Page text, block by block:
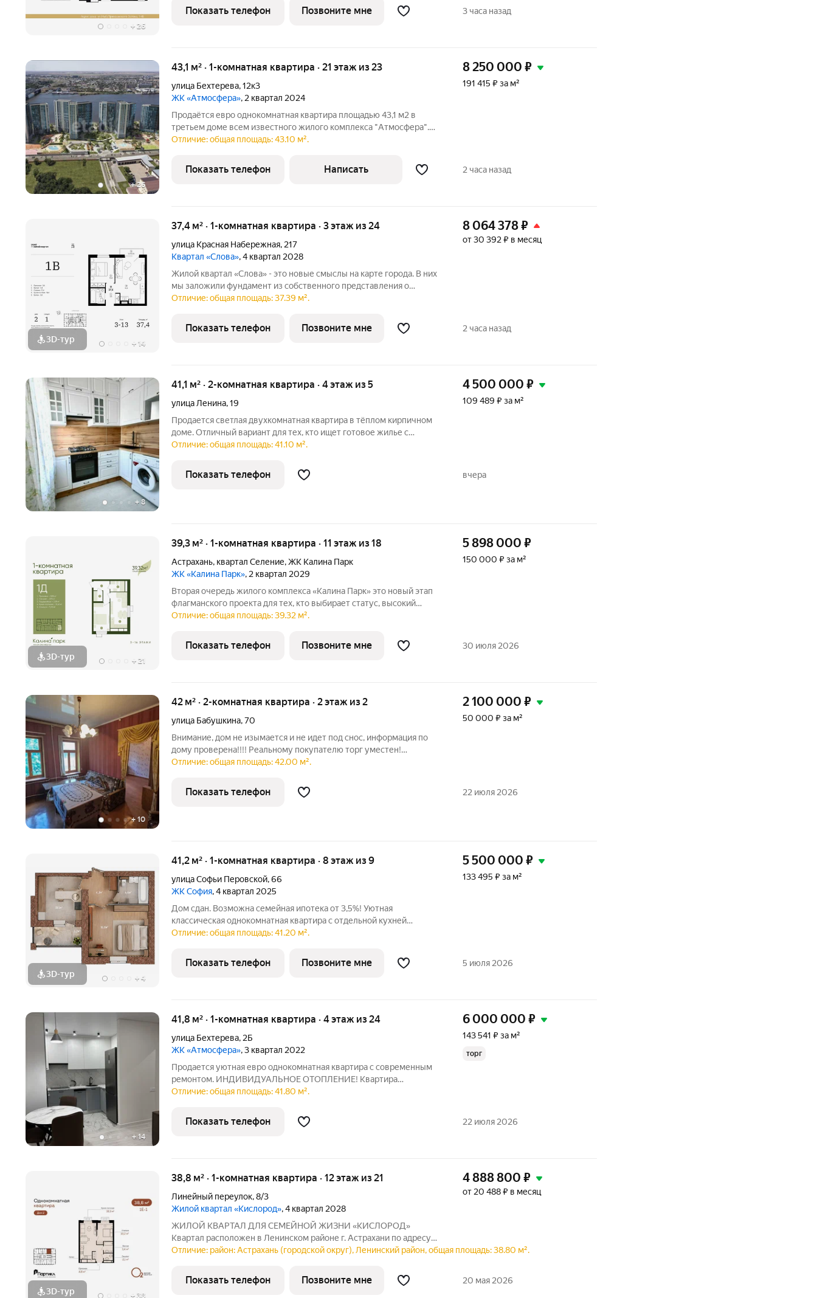
+ 26
Приволжский затон, Волгу,
Показать телефон Позвоните мне 3 часа назад
+26
43,1 м² · 1-комнатная квартира · 21 этаж из 23
улица Бехтерева,12к3
ЖК «Атмосфера», 2 квартал 2024
Продаётся евро однокомнатная квартира площадью 43,1 м2 в
третьем доме всем известного жилого комплекса "Атмосфера".
Дом уже сдaн!!!, ключи сразу после сделки! Различные варианты
предчистoвой
8 250 000 ₽
191 415 ₽ за м²
Отличие: общая площадь: 43.10 м².
Показать телефон Написать 2 часа назад
3D-тур + 14
37,4 м² · 1-комнатная квартира · 3 этаж из 24
улица Красная Набережная, 217
Квартал «Слова», 4 квартал 2028
Жилой квартал «Слова» - это новые смыслы на карте города. В них
мы заложили фундамент из собственного представления о
совершенном жилье. Данное название отражает теплоту и уют
Ведь именно
8 064 378₽
от 30 392 ₽ в месяц
Отличие: общая площадь: 37.39 м².
Показать телефон Позвоните мне 2 часа назад
+ 8
41,1 м² · 2-комнатная квартира · 4 этаж из 5
улица Ленина,19
Продается светлая двухкомнатная квартира в тёплом кирпичном
доме. Отличный вариант для тех, кто ищет готовое жилье с
удобным расположением в самом центре города! Площадь: 41,4 м
создана
4 500 000 ₽
109 489 ₽ за м²
Отличие: общая площадь: 41.10 м².
Показать телефон вчера
3D-тур + 21
39,3 м² · 1-комнатная квартира · 11 этаж из 18
Астрахань, квартал Селение,ЖК Калина Парк
ЖК «Калина Парк», 2 квартал 2029
Вторая очередь жилого комплекса «Калина Парк» это новый этап
флагманского проекта для тех, кто выбирает статус, высокий
уровень комфорта и динамичную жизнь в центре города. Проект
идеальную
5 898 000 ₽
150 000 ₽ за м²
Отличие: общая площадь: 39.32 м².
Показать телефон Позвоните мне 30 июля 2026
+ 10
42 м² · 2-комнатная квартира · 2 этаж из 2
улица Бабушкина,70
Внимание, дом не изымается и не идет под снос, информация по
дому проверена!!!! Реальному покупателю торг уместен!
«Бабушкин уют, свои 42 метра и никаких долгов» Хотите тишину и
соседей за
2 100 000 ₽
50 000 ₽ за м²
Отличие: общая площадь: 42.00 м².
Показать телефон 22 июля 2026
3D-тур + 4
41,2 м² · 1-комнатная квартира · 8 этаж из 9
улица Софьи Перовской,66
ЖК София, 4 квартал 2025
Дом сдан. Возможна семейная ипотека от 3,5%! Уютная
классическая однокомнатная квартира с отдельной кухней
индивидуальным отоплением и газовой плитой ЖК «София»
5 500 000 ₽
133 495 ₽ за м²
Отличие: общая площадь: 41.20 м².
Показать телефон Позвоните мне 5 июля 2026
+ 14
41,8 м² · 1-комнатная квартира · 4 этаж из 24
улица Бехтерева, 2Б
ЖК «Атмосфера», 3 квартал 2022
Продается уютная евро однокомнатная квартира с современным
ремонтом. ИНДИВИДУАЛЬНОЕ ОТОПЛЕНИЕ! Квартира
расположена на 4 этаже с видом на солнечную сторону, что
собственная постирочная и тёплый
6 000 000 ₽
143 541 ₽ за м²
торг
Отличие: общая площадь: 41.80 м².
Показать телефон 22 июля 2026
3D-тур + 38
38,8 м² · 1-комнатная квартира · 12 этаж из 21
Линейный переулок,8/3
Жилой квартал «Кислород», 4 квартал 2028
ЖИЛОЙ КВАРТАЛ ДЛЯ СЕМЕЙНОЙ ЖИЗНИ «КИСЛОРОД»
Квартал расположен в Ленинском районе г. Астрахани по адресу:
1-й Линейный переулок, 8. Первая очередь «Кислорода» сдается в
сейчас в отделе продаж,
4 888 800 ₽
от 20 488 ₽ в месяц
Отличие: район: Астрахань (городской округ), Ленинский район, общая площадь: 38.80 м².
Показать телефон Позвоните мне 20 мая 2026